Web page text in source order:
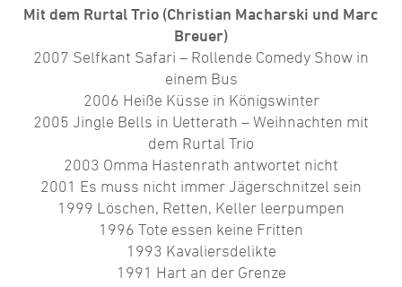
Mit dem Rurtal Trio (Christian Macharski und Marc
Breuer)
2007 Selfkant Safari – Rollende Comedy Show in
einem Bus
2006 Heiße Küsse in Königswinter
2005 Jingle Bells in Uetterath – Weihnachten mit
dem Rurtal Trio
2003 Omma Hastenrath antwortet nicht
2001 Es muss nicht immer Jägerschnitzel sein
1999 Löschen, Retten, Keller leerpumpen
1996 Tote essen keine Fritten
1993 Kavaliersdelikte
1991 Hart an der Grenze